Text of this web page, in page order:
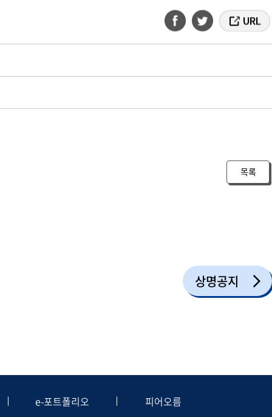
목록
상명공지
e-포트폴리오 피어오름